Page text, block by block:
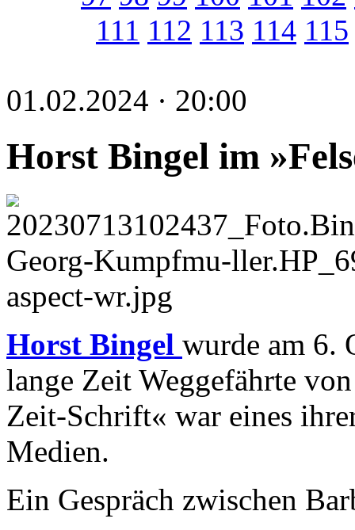
111 112 113 114 115
01.02.2024 · 20:00
Horst Bingel im
Horst Bingel wurde am 6.
lange Zeit Weggefährte
Zeit-Schrift« war eines
Medien.
Ein Gespräch zwischen